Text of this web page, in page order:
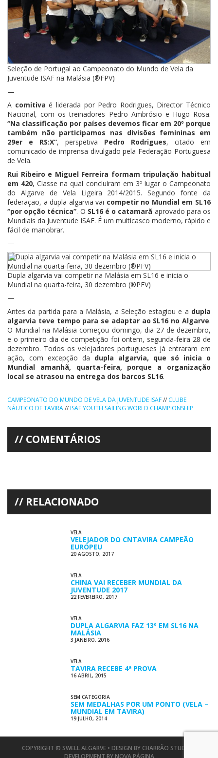
Seleção de Portugal ao Campeonato do Mundo de Vela da
Juventude ISAF na Malásia (®FPV)
—
A comitiva é liderada por Pedro Rodrigues, Director Técnico
Nacional, com os treinadores Pedro Ambrósio e Hugo Rosa.
“Na classificação por países devemos ficar em 20º porque
também não participamos nas divisões femininas em
29er e RS:X”, perspetiva Pedro Rodrigues, citado em
comunicado de imprensa divulgado pela Federação Portuguesa
de Vela.
Rui Ribeiro e Miguel Ferreira formam tripulação habitual
em 420, Classe na qual concluíram em 3º lugar o Campeonato
do Algarve de Vela Ligeira 2014/2015. Segundo fonte da
federação, a dupla algarvia vai competir no Mundial em SL16
“por opção técnica”. O SL16 é o catamarã aprovado para os
Mundiais da Juventude ISAF. É um multicasco moderno, rápido e
fácil de manobrar.
—
Dupla algarvia vai competir na Malásia em SL16 e inicia o
Mundial na quarta-feira, 30 dezembro (®PFV)
—
Antes da partida para a Malásia, a Seleção estagiou e a dupla
algarvia teve tempo para se adaptar ao SL16 no Algarve.
O Mundial na Malásia começou domingo, dia 27 de dezembro,
e o primeiro dia de competição foi ontem, segunda-feira 28 de
dezembro. Todos os velejadores portugueses já entraram em
ação, com excepção da dupla algarvia, que só inicia o
Mundial amanhã, quarta-feira, porque a organização
local se atrasou na entrega dos barcos SL16.
CAMPEONATO DO MUNDO DE VELA DA JUVENTUDE ISAF// CLUBE
NÁUTICO DE TAVIRA//ISAF YOUTH SAILING WORLD CHAMPIONSHIP
COMENTÁRIOS
RELACIONADO
VELA
VELEJADOR DO CNTAVIRA CAMPEÃO
EUROPEU
20 AGOSTO, 2017
VELA
CHINA VAI RECEBER MUNDIAL DA
JUVENTUDE 2017
22 FEVEREIRO, 2017
VELA
DUPLA ALGARVIA FAZ 13º EM SL16 NA
MALÁSIA
3 JANEIRO, 2016
VELA
TAVIRA RECEBE 4ª PROVA
16 ABRIL, 2015
SEM CATEGORIA
SEM MEDALHAS POR UM PONTO (VELA –
MUNDIAL EM TAVIRA)
19 JULHO, 2014
COPYRIGHT © SWELL ALGARVE • DESIGN BY CHARRÃO STUDIO
DEVELOPMENT BY NOVA PÁGINA